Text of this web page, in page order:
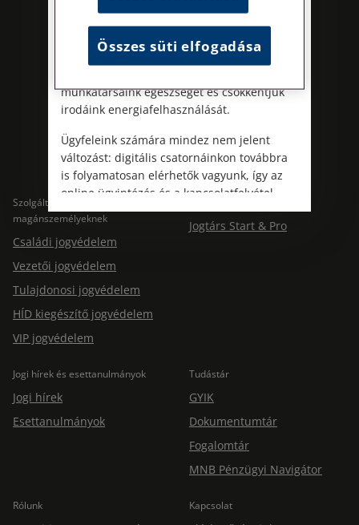
Kövess minket!
Szolgáltatások
magánszemélyeknek
Családi jogvédelem
Vezetői jogvédelem
Tulajdonosi jogvédelem
HÍD kiegészítő jogvédelem
VIP jogvédelem
Jogtárs Start & Pro
Jogi hírek és esettanulmányok
Jogi hírek
Esettanulmányok
Tudástár
GYIK
Dokumentumtár
Fogalomtár
MNB Pénzügyi Navigátor
Rólunk Kapcsolat
részeként augusztus 8-án, szombaton
tartunk. A rendkívüli hőségre és az
energiaellátási rendszer terhelésére
munkatársaink egészségét és csökkentjük
irodáink energiafelhasználását.
Ügyfeleink számára mindez nem jelent
változást: digitális csatornáinkon továbbra
is folyamatosan elérhetők vagyunk, így az
online ügyintézés és a kapcsolatfelvétel
változatlanul biztosított.
Összes süti elfogadása